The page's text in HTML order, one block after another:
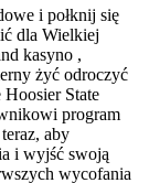
i połknij się
dla Wielkiej
kasyno ,
żyć odroczyć
Hoosier State
program
aby
i wyjść swoją
wycofania